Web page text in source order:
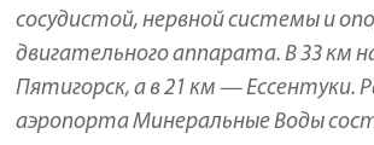
сосудистой, нервной системы и
двигательного аппарата. В 33 км
Пятигорск, а в 21 км — Ессентуки.
аэропорта Минеральные Воды